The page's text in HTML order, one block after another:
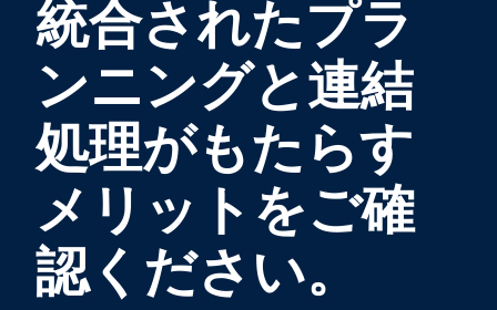
統合されたプラ
ンニングと連結
処理がもたらす
メリットをご確
認ください。